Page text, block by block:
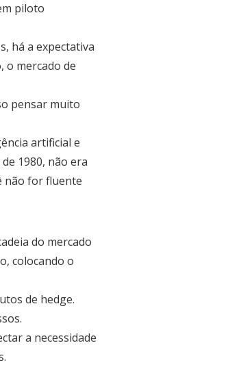
piloto
há a expectativa
o mercado de
pensar muito
artificial e
1980, não era
não for fluente
do mercado
colocando o
de hedge.
a necessidade